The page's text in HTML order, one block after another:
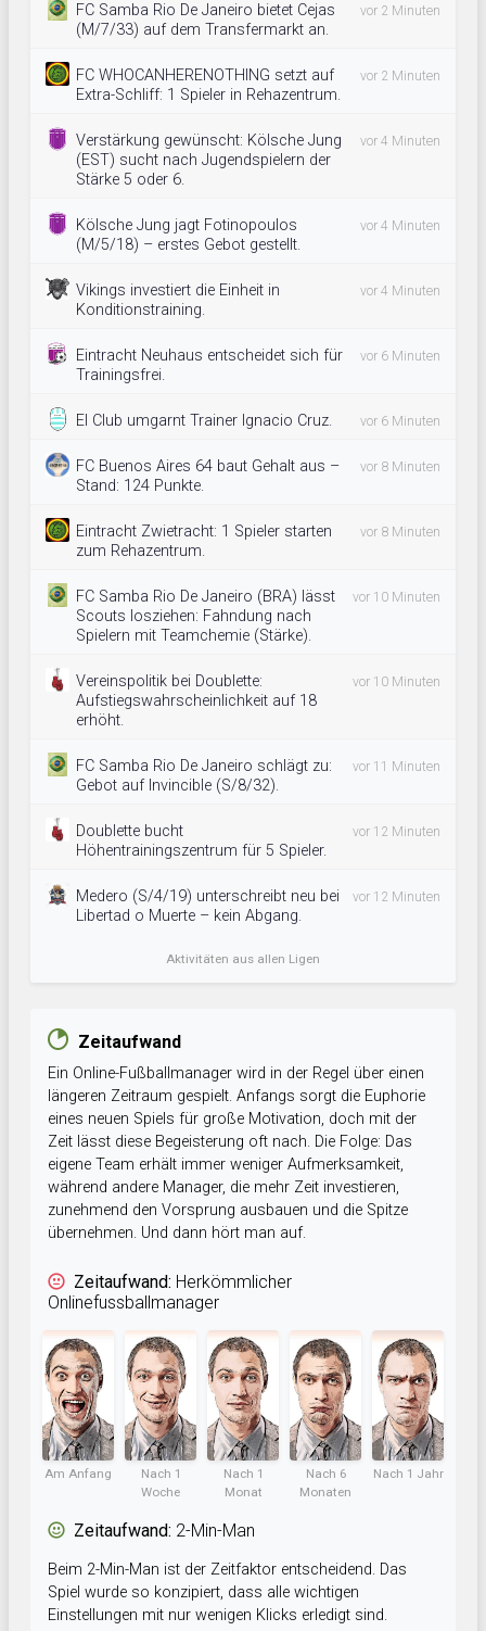
FC Samba Rio De Janeiro bietet Cejas
(M/7/33) auf dem Transfermarkt an.
vor 2 Minuten
FC WHOCANHERENOTHING setzt auf
Extra-Schliff: 1 Spieler in Rehazentrum.
vor 2 Minuten
Verstärkung gewünscht: Kölsche Jung
(EST) sucht nach Jugendspielern der
Stärke 5 oder 6.
vor 4 Minuten
Kölsche Jung jagt Fotinopoulos
(M/5/18) – erstes Gebot gestellt.
vor 4 Minuten
Vikings investiert die Einheit in
Konditionstraining.
vor 4 Minuten
Eintracht Neuhaus entscheidet sich für
Trainingsfrei.
vor 6 Minuten
El Club umgarnt Trainer Ignacio Cruz. vor 6 Minuten
FC Buenos Aires 64 baut Gehalt aus –
Stand: 124 Punkte.
vor 8 Minuten
Eintracht Zwietracht: 1 Spieler starten
zum Rehazentrum.
vor 8 Minuten
FC Samba Rio De Janeiro (BRA) lässt
Scouts losziehen: Fahndung nach
Spielern mit Teamchemie (Stärke).
vor 10 Minuten
Vereinspolitik bei Doublette:
Aufstiegswahrscheinlichkeit auf 18
erhöht.
vor 10 Minuten
FC Samba Rio De Janeiro schlägt zu:
Gebot auf Invincible (S/8/32).
vor 11 Minuten
Doublette bucht
Höhentrainingszentrum für 5 Spieler.
vor 12 Minuten
Medero (S/4/19) unterschreibt neu bei
Libertad o Muerte – kein Abgang.
vor 12 Minuten
Aktivitäten aus allen Ligen
Zeitaufwand
Ein Online-Fußballmanager wird in der Regel über einen
längeren Zeitraum gespielt. Anfangs sorgt die Euphorie
eines neuen Spiels für große Motivation, doch mit der
Zeit lässt diese Begeisterung oft nach. Die Folge: Das
eigene Team erhält immer weniger Aufmerksamkeit,
während andere Manager, die mehr Zeit investieren,
zunehmend den Vorsprung ausbauen und die Spitze
übernehmen. Und dann hört man auf.
Zeitaufwand: Herkömmlicher
Onlinefussballmanager
Am Anfang
Nach 1
Woche
Nach 1
Monat
Nach 6
Monaten
Nach 1 Jahr
Zeitaufwand: 2-Min-Man
Beim 2-Min-Man ist der Zeitfaktor entscheidend. Das
Spiel wurde so konzipiert, dass alle wichtigen
Einstellungen mit nur wenigen Klicks erledigt sind.